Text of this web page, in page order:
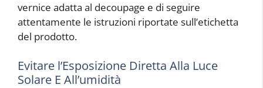
vernice adatta al decoupage e di seguire
attentamente le istruzioni riportate sull’etichetta
del prodotto.
Evitare l’Esposizione Diretta Alla Luce
Solare E All’umidità